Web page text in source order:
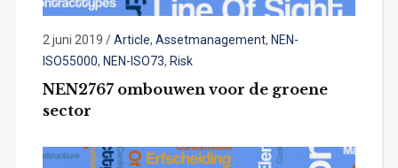
2 juni 2019 /Article, Assetmanagement, NEN-
ISO55000, NEN-ISO73, Risk
NEN2767 ombouwen voor de groene
sector